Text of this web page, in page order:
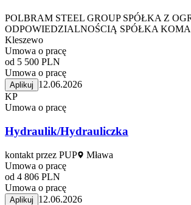
POLBRAM STEEL GROUP SPÓŁKA Z
ODPOWIEDZIALNOŚCIĄ SPÓŁKA
Kleszewo
Umowa o pracę
od 5 500 PLN
Umowa o pracę
Aplikuj
12.06.2026
KP
Umowa o pracę
Hydraulik/Hydrauliczka
kontakt przez PUP
Mława
Umowa o pracę
od 4 806 PLN
Umowa o pracę
Aplikuj
12.06.2026